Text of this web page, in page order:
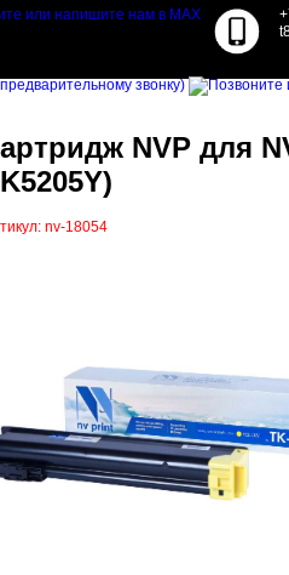
звонку)
NVP для
nv-18054